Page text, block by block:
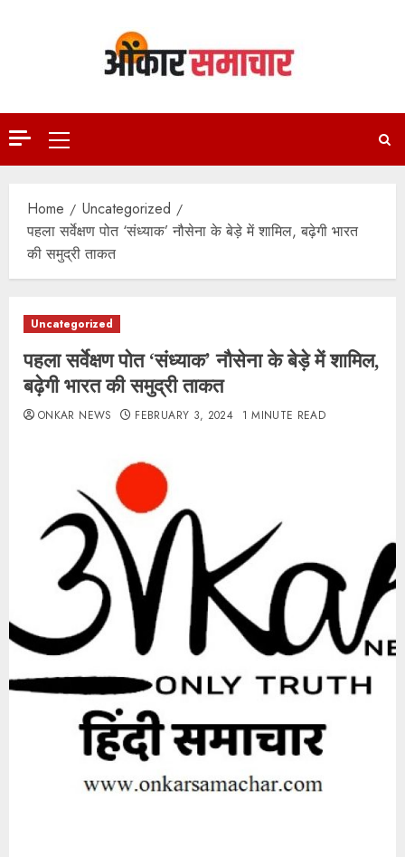
Primary
Menu
Home
Uncategorized
पहला सर्वेक्षण पोत ‘संध्याक’ नौसेना के बेड़े में शामिल, बढ़ेगी भारत
की समुद्री ताकत
Uncategorized
पहला सर्वेक्षण पोत ‘संध्याक’ नौसेना के बेड़े में शामिल,
बढ़ेगी भारत की समुद्री ताकत
ONKAR NEWS FEBRUARY 3, 2024 1 MINUTE READ